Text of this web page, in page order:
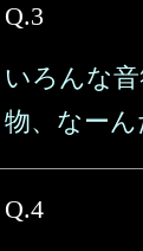
Q.3
いろんな
物、なーん
Q.4